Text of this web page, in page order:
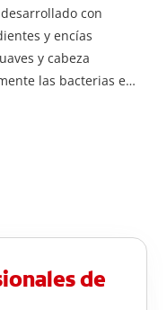
con
y encías
y cabeza
las bacterias en
de